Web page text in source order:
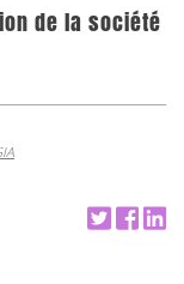
de la société